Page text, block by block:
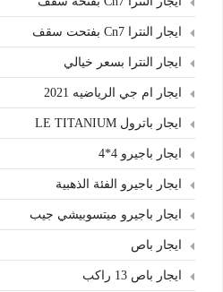
ايجار النترا Cn7 بفتحت سقف
ايجار النترا بسعر خيالي
ايجار ام جي الرياضيه 2021
ايجار باترول LE TITANIUM
ايجار باجيرو 4*4
ايجار باجيرو الفئة الذهبية
ايجار باجيرو ميتسوبيشي جيب
ايجار باص
ايجار باص 13 راكب